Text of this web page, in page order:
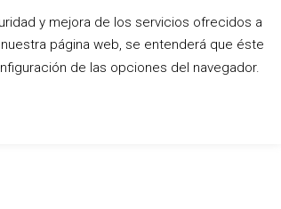
Blog Contacto
y mejora de los servicios ofrecidos a
página web, se entenderá que éste
de las opciones del navegador.